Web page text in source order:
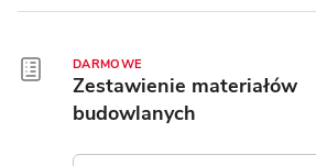
DARMOWE
Zestawienie materiałów
budowlanych